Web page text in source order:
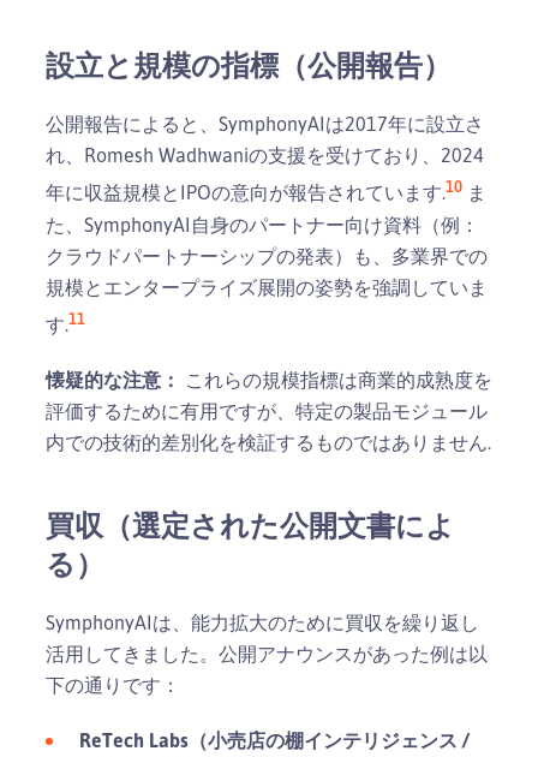
設立と規模の指標（公開報告）
公開報告によると、SymphonyAIは2017年に設立さ
れ、Romesh Wadhwaniの支援を受けており、2024
年に収益規模とIPOの意向が報告されています.10 ま
た、SymphonyAI自身のパートナー向け資料（例：
クラウドパートナーシップの発表）も、多業界での
規模とエンタープライズ展開の姿勢を強調していま
す.11
懐疑的な注意： これらの規模指標は商業的成熟度を
評価するために有用ですが、特定の製品モジュール
内での技術的差別化を検証するものではありません.
買収（選定された公開文書によ
る）
SymphonyAIは、能力拡大のために買収を繰り返し
活用してきました。公開アナウンスがあった例は以
下の通りです：
ReTech Labs（小売店の棚インテリジェンス /